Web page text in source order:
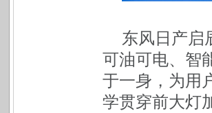
东风日产启
可油可电、智
于一身，为用
学贯穿前大灯